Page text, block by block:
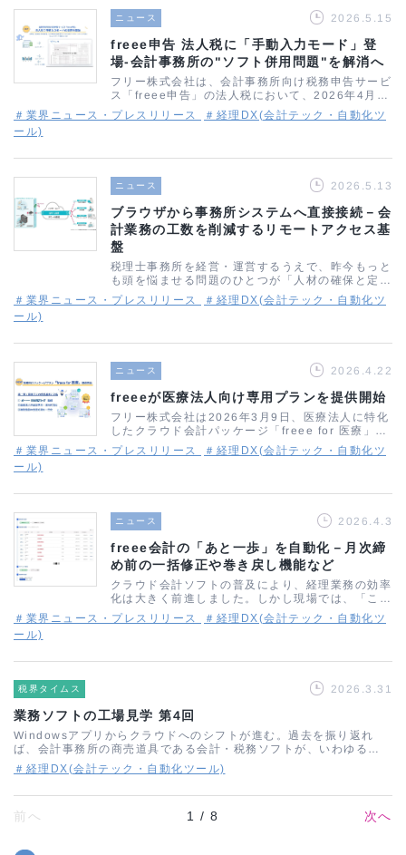
ニュース 2026.5.15
freee申告 法人税に「手動入力モード」登
場-会計事務所の"ソフト併用問題"を解消へ
フリー株式会社は、会計事務所向け税務申告サービ
ス「freee申告」の法人税において、2026年4月よ
り「手動入力モード」の提供を開始しました。税理
士・会計事務所の業務効率化に直結するアップデー
＃業界ニュース・プレスリリース
＃経理DX(会計テック・自動化ツ
ール)
ニュース 2026.5.13
ブラウザから事務所システムへ直接接続－会
計業務の工数を削減するリモートアクセス基
盤
税理士事務所を経営・運営するうえで、昨今もっと
も頭を悩ませる問題のひとつが「人材の確保と定
着」ではないでしょうか。少子高齢化による労働人
口の減少に加え、確定申告や年末調整といった繁忙
＃業界ニュース・プレスリリース
＃経理DX(会計テック・自動化ツ
ール)
ニュース 2026.4.22
freeeが医療法人向け専用プランを提供開始
フリー株式会社は2026年3月9日、医療法人に特化
したクラウド会計パッケージ「freee for 医療」の
提供を開始しました。医療・福祉分野で実績を持つ
税理士法人日本経営グループの監修のもと開発され
＃業界ニュース・プレスリリース
＃経理DX(会計テック・自動化ツ
ール)
ニュース 2026.4.3
freee会計の「あと一歩」を自動化－月次締
め前の一括修正や巻き戻し機能など
クラウド会計ソフトの普及により、経理業務の効率
化は大きく前進しました。しかし現場では、「ここ
まで自動化できているのに、この部分だけは結局手
作業になってしまう」という声が今なお多く聞かれ
＃業界ニュース・プレスリリース
＃経理DX(会計テック・自動化ツ
ール)
税界タイムス 2026.3.31
業務ソフトの工場見学 第4回
Windowsアプリからクラウドへのシフトが進む。過去を振り返れ
ば、会計事務所の商売道具である会計・税務ソフトが、いわゆる専
用機やDOSからWindowsへ移行するころの苦労を思い出す。その裏
にある開発者の苦労を知ること…
＃経理DX(会計テック・自動化ツール)
前へ 1 / 8 次へ